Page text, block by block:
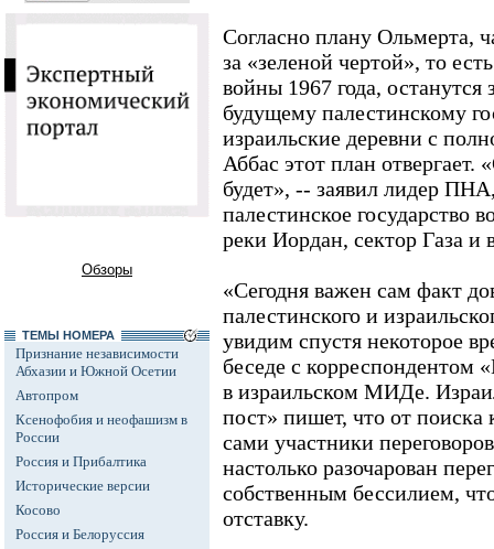
Обзоры
ТЕМЫ НОМЕРА
Признание независимости
Абхазии и Южной Осетии
Автопром
Ксенофобия и неофашизм в
России
Россия и Прибалтика
Исторические версии
Косово
Россия и Белоруссия
Согласно плану Ольмерта,
за «зеленой чертой», то
войны 1967 года,
будущему палестинскому
израильские деревни с
Аббас этот план
будет», -- заявил лидер
палестинское государство
реки Иордан, сектор Газа
«Сегодня важен сам факт
палестинского и
увидим спустя некоторое
беседе с корреспондентом
в израильском МИДе.
пост» пишет, что от
сами участники
настолько разочарован
собственным бессилием,
отставку.